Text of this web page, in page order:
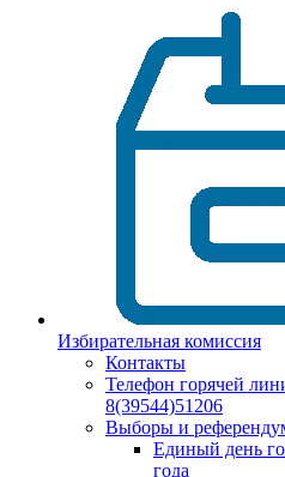
Избирательная комиссия
Контакты
Телефон горячей
8(39544)51206
Выборы и
Единый день
года